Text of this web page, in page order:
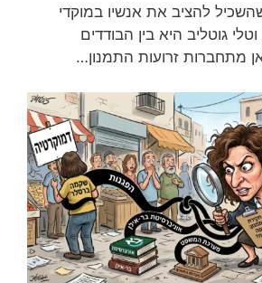
להציב את אנשיו במוקדי
גוטליב היא בין הבודדים
מתחברות זרועות התמנון…